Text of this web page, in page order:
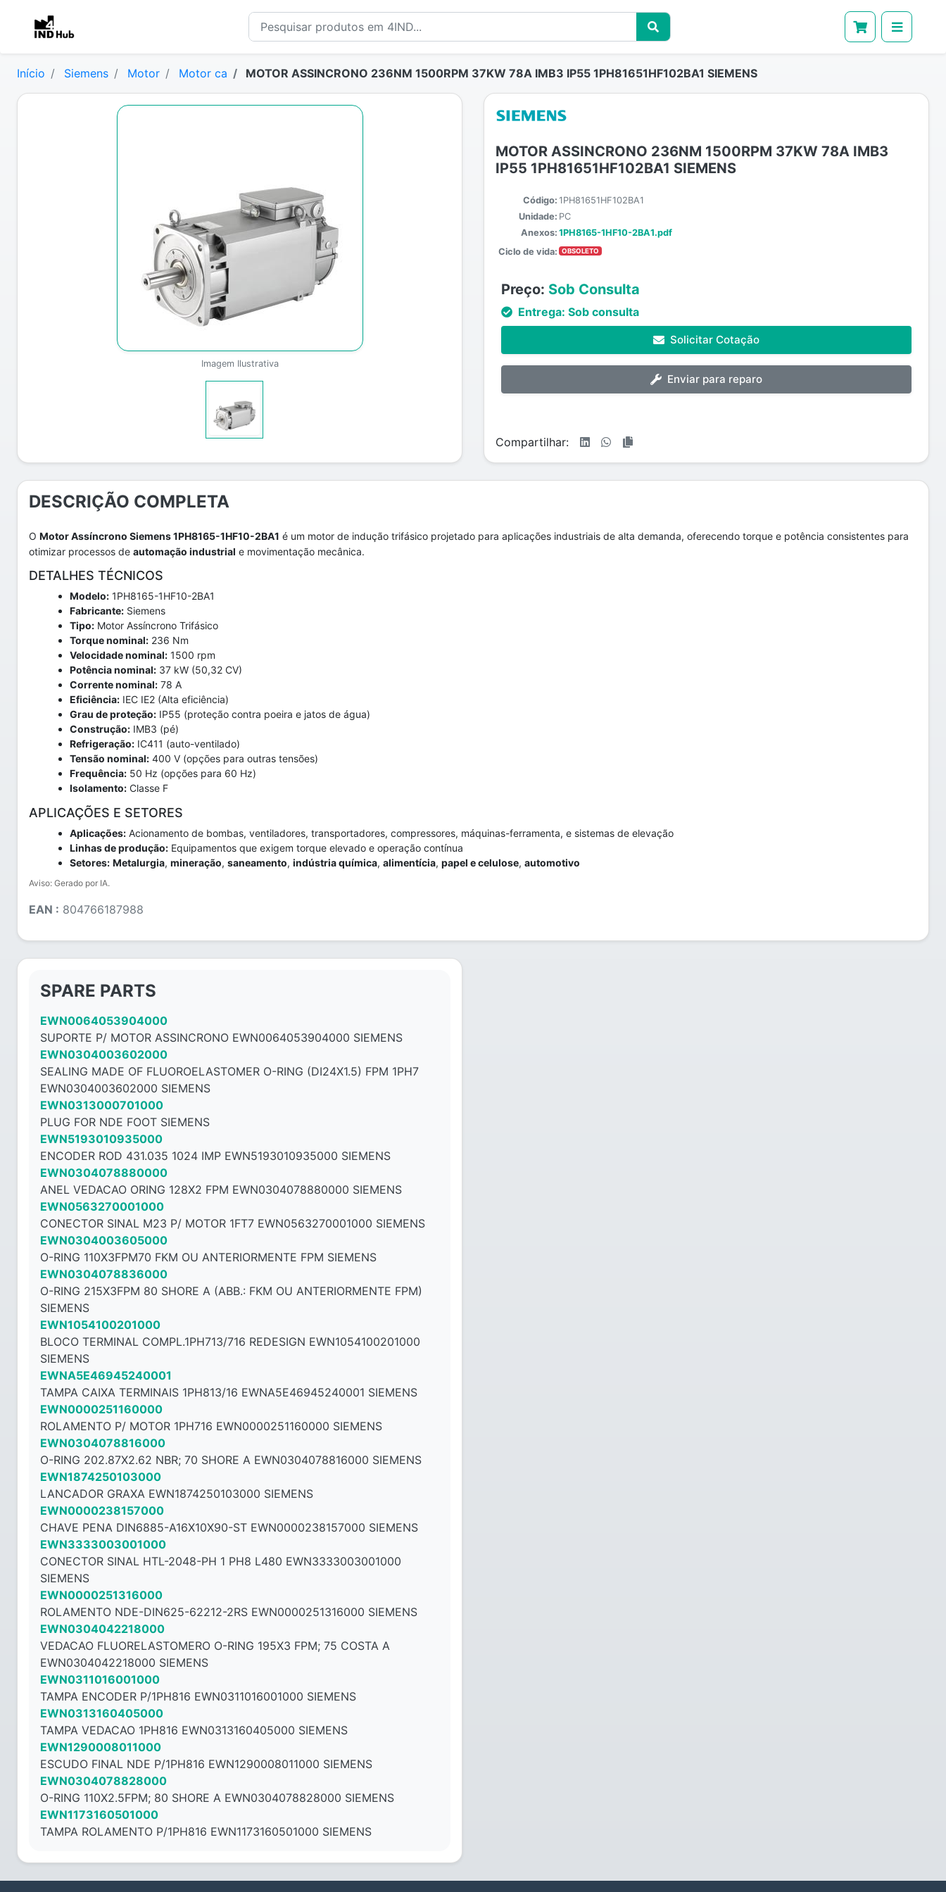
Início Siemens Motor Motor ca MOTOR ASSINCRONO 236NM 1500RPM 37KW 78A IMB3 IP55 1PH81651HF102BA1 SIEMENS
Imagem Ilustrativa
MOTOR ASSINCRONO 236NM 1500RPM 37KW 78A IMB3
IP55 1PH81651HF102BA1 SIEMENS
Código: 1PH81651HF102BA1
Unidade: PC
Anexos: 1PH8165-1HF10-2BA1.pdf
Ciclo de vida:
OBSOLETO
Preço: Sob Consulta
Entrega: Sob consulta
Solicitar Cotação
Enviar para reparo
Compartilhar:
DESCRIÇÃO COMPLETA
O Motor Assíncrono Siemens 1PH8165-1HF10-2BA1 é um motor de indução trifásico projetado para aplicações industriais de alta demanda, oferecendo torque e potência consistentes para
otimizar processos de automação industrial e movimentação mecânica.
DETALHES TÉCNICOS
Modelo: 1PH8165-1HF10-2BA1
Fabricante: Siemens
Tipo: Motor Assíncrono Trifásico
Torque nominal: 236 Nm
Velocidade nominal: 1500 rpm
Potência nominal: 37 kW (50,32 CV)
Corrente nominal: 78 A
Eficiência: IEC IE2 (Alta eficiência)
Grau de proteção: IP55 (proteção contra poeira e jatos de água)
Construção: IMB3 (pé)
Refrigeração: IC411 (auto-ventilado)
Tensão nominal: 400 V (opções para outras tensões)
Frequência: 50 Hz (opções para 60 Hz)
Isolamento: Classe F
APLICAÇÕES E SETORES
Aplicações: Acionamento de bombas, ventiladores, transportadores, compressores, máquinas-ferramenta, e sistemas de elevação
Linhas de produção: Equipamentos que exigem torque elevado e operação contínua
Setores: Metalurgia, mineração, saneamento, indústria química, alimentícia, papel e celulose, automotivo
Aviso: Gerado por IA.
EAN : 804766187988
SPARE PARTS
EWN0064053904000
SUPORTE P/ MOTOR ASSINCRONO EWN0064053904000 SIEMENS
EWN0304003602000
SEALING MADE OF FLUOROELASTOMER O-RING (DI24X1.5) FPM 1PH7
EWN0304003602000 SIEMENS
EWN0313000701000
PLUG FOR NDE FOOT SIEMENS
EWN5193010935000
ENCODER ROD 431.035 1024 IMP EWN5193010935000 SIEMENS
EWN0304078880000
ANEL VEDACAO ORING 128X2 FPM EWN0304078880000 SIEMENS
EWN0563270001000
CONECTOR SINAL M23 P/ MOTOR 1FT7 EWN0563270001000 SIEMENS
EWN0304003605000
O-RING 110X3FPM70 FKM OU ANTERIORMENTE FPM SIEMENS
EWN0304078836000
O-RING 215X3FPM 80 SHORE A (ABB.: FKM OU ANTERIORMENTE FPM)
SIEMENS
EWN1054100201000
BLOCO TERMINAL COMPL.1PH713/716 REDESIGN EWN1054100201000
SIEMENS
EWNA5E46945240001
TAMPA CAIXA TERMINAIS 1PH813/16 EWNA5E46945240001 SIEMENS
EWN0000251160000
ROLAMENTO P/ MOTOR 1PH716 EWN0000251160000 SIEMENS
EWN0304078816000
O-RING 202.87X2.62 NBR; 70 SHORE A EWN0304078816000 SIEMENS
EWN1874250103000
LANCADOR GRAXA EWN1874250103000 SIEMENS
EWN0000238157000
CHAVE PENA DIN6885-A16X10X90-ST EWN0000238157000 SIEMENS
EWN3333003001000
CONECTOR SINAL HTL-2048-PH 1 PH8 L480 EWN3333003001000
SIEMENS
EWN0000251316000
ROLAMENTO NDE-DIN625-62212-2RS EWN0000251316000 SIEMENS
EWN0304042218000
VEDACAO FLUORELASTOMERO O-RING 195X3 FPM; 75 COSTA A
EWN0304042218000 SIEMENS
EWN0311016001000
TAMPA ENCODER P/1PH816 EWN0311016001000 SIEMENS
EWN0313160405000
TAMPA VEDACAO 1PH816 EWN0313160405000 SIEMENS
EWN1290008011000
ESCUDO FINAL NDE P/1PH816 EWN1290008011000 SIEMENS
EWN0304078828000
O-RING 110X2.5FPM; 80 SHORE A EWN0304078828000 SIEMENS
EWN1173160501000
TAMPA ROLAMENTO P/1PH816 EWN1173160501000 SIEMENS